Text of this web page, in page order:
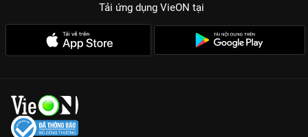
Tải ứng dụng VieON tại